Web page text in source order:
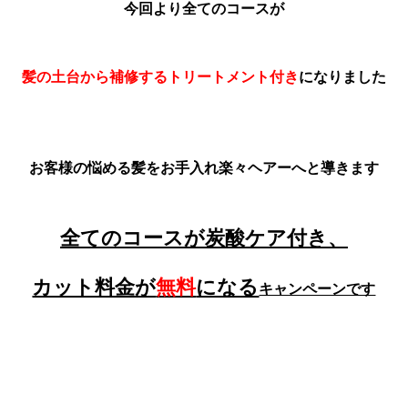
今回より全てのコースが
髪の土台から補修するトリートメント付きになりました
お客様の悩める髪をお手入れ楽々ヘアーへと導きます
全てのコースが炭酸ケア付き、
カット料金が無料になる キャンペーンです